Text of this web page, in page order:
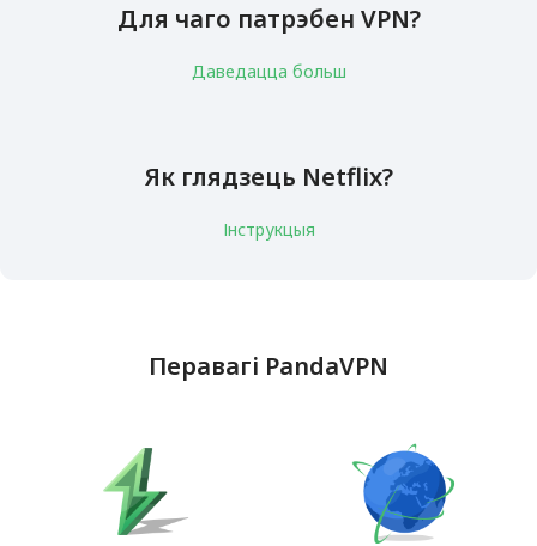
Для чаго патрэбен VPN?
Даведацца больш
Як глядзець Netflix?
Інструкцыя
Перавагі PandaVPN